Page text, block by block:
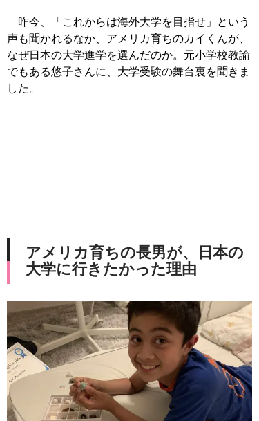
昨今、「これからは海外大学を目指せ」という
声も聞かれるなか、アメリカ育ちのカイくんが、
なぜ日本の大学進学を選んだのか。元小学校教諭
でもある悠子さんに、大学受験の舞台裏を聞きま
した。
アメリカ育ちの長男が、日本の
大学に行きたかった理由